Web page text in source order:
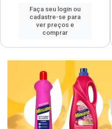
Faça seu login ou
cadastre-se para
ver preços e
comprar